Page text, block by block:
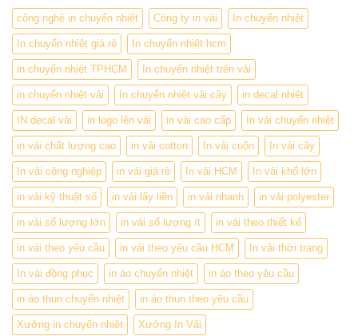
công nghệ in chuyển nhiệt Công ty in vải In chuyển nhiệt
In chuyển nhiệt giá rẻ In chuyển nhiệt hcm
in chuyển nhiệt TPHCM In chuyển nhiệt trên vải
in chuyển nhiệt vải In chuyển nhiệt vải cây in decal nhiệt
IN decal vải in logo lên vải in vải cao cấp In vải chuyển nhiệt
in vải chất lượng cao in vải cotton In vải cuộn In vải cây
In vải công nghiệp in vải giá rẻ In vải HCM In vải khổ lớn
in vải kỹ thuật số in vải lấy liền in vải nhanh in vải polyester
in vải số lượng lớn in vải số lượng ít in vải theo thiết kế
in vải theo yêu cầu in vải theo yêu cầu HCM In vải thời trang
In vải đồng phục in áo chuyển nhiệt in áo theo yêu cầu
in áo thun chuyển nhiệt in áo thun theo yêu cầu
Xưởng in chuyển nhiệt Xưởng In Vải